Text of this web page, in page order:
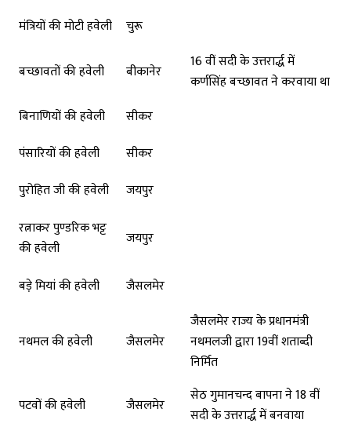
मंत्रियों की मोटी हवेली चुरू
बच्छावतों की हवेली बीकानेर
16 वीं सदी के उत्तरार्द्ध में
कर्णसिंह बच्छावत ने करवाया था
बिनाणियों की हवेली
सीकर
पंसारियों की हवेली
सीकर
पुरोहित जी की हवेली
जयपुर
रत्नाकर पुण्डरिक भट्ट
की हवेली
जयपुर
बडे़ मियां की हवेली जैसलमेर
नथमल की हवेली जैसलमेर
जैसलमेर राज्य के प्रधानमंत्री
नथमलजी द्वारा 19वीं शताब्दी
निर्मित
पटवों की हवेली जैसलमेर
सेठ गुमानचन्द बापना ने 18 वीं
सदी के उत्तरार्द्ध में बनवाया